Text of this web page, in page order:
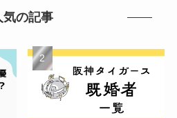
気の記事